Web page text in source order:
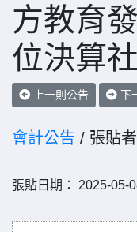
方教育
位決算
上一則公告 下
會計公告 / 張貼者
張貼日期： 2025-